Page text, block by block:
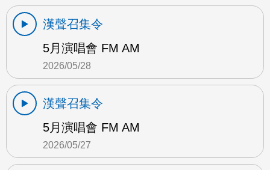
漢聲召集令
5月演唱會 FM AM
2026/05/28
漢聲召集令
5月演唱會 FM AM
2026/05/27